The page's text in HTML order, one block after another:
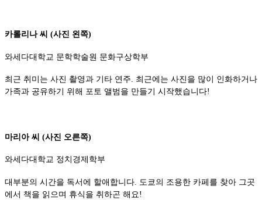
카롤리나 씨 (사진 왼쪽)
와세다대학교 문학학술원 문화구상학부
최근 취미는 사진 촬영과 기타 연주. 최근에는 사진을 많이 인화하거나
가족과 공유하기 위해 포토 앨범을 만들기 시작했습니다!
마리아 씨 (사진 오른쪽)
와세다대학교 정치경제학부
대부분의 시간을 독서에 할애합니다. 도쿄의 조용한 카페를 찾아 그곳
에서 책을 읽으며 휴식을 취하곤 해요!